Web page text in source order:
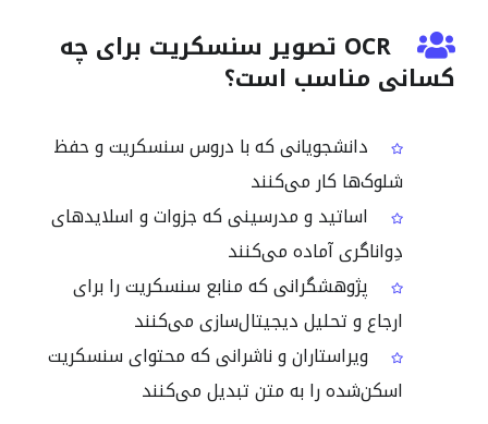
OCR تصویر سنسکریت برای چه
کسانی مناسب است؟
دانشجویانی که با دروس سنسکریت و حفظ
شلوک‌ها کار می‌کنند
اساتید و مدرسینی که جزوات و اسلایدهای
دِواناگری آماده می‌کنند
پژوهشگرانی که منابع سنسکریت را برای
ارجاع و تحلیل دیجیتال‌سازی می‌کنند
ویراستاران و ناشرانی که محتوای سنسکریت
اسکن‌شده را به متن تبدیل می‌کنند